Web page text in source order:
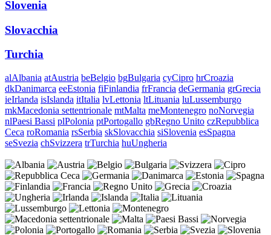
Slovenia
Slovacchia
Turchia
alAlbania atAustria beBelgio bgBulgaria cyCipro hrCroazia
dkDanimarca eeEstonia fiFinlandia frFrancia deGermania grGrecia
ieIrlanda isIslanda itItalia lvLettonia ltLituania luLussemburgo
mkMacedonia settentrionale mtMalta meMontenegro noNorvegia
nlPaesi Bassi plPolonia ptPortogallo gbRegno Unito czRepubblica
Ceca roRomania rsSerbia skSlovacchia siSlovenia esSpagna
seSvezia chSvizzera trTurchia huUngheria